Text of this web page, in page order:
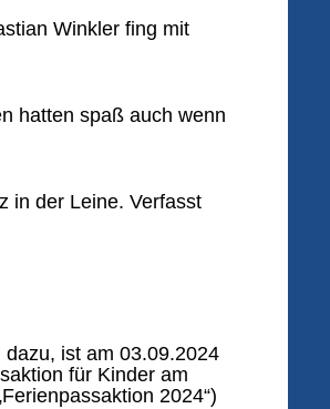
Winkler fing mit
hatten spaß auch wenn
in der Leine. Verfasst
ist am 03.09.2024
für Kinder am
2024“)